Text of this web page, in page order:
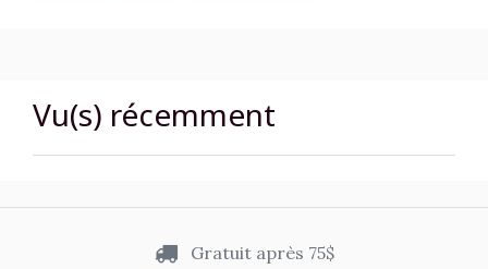
Vu(s) récemment
Gratuit après 75$